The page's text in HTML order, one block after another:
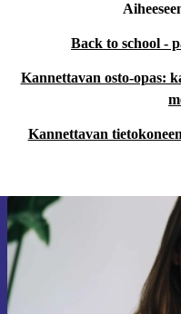
Back to school -
Kannettavan osto-opas:
Kannettavan
Liity
tilaajaksi
Älä missaa